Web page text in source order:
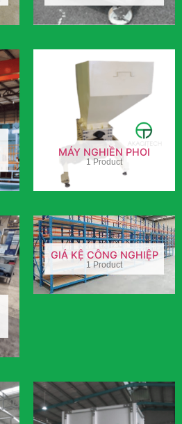
MÁY NGHIỀN PHOI
1 Product
GIÁ KỆ CÔNG NGHIỆP
1 Product